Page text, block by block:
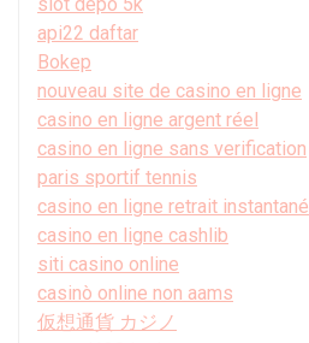
api22 daftar
Bokep
nouveau site de casino en ligne
casino en ligne argent réel
casino en ligne sans verification
paris sportif tennis
casino en ligne retrait instantané
casino en ligne cashlib
siti casino online
casinò online non aams
仮想通貨 カジノ